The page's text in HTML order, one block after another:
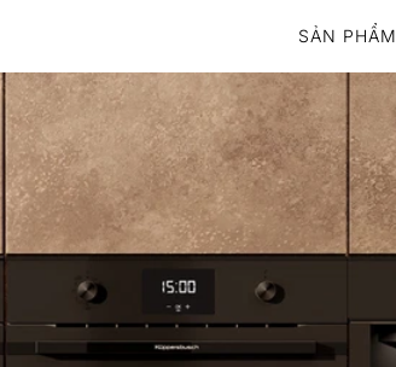
SẢN PHẨM